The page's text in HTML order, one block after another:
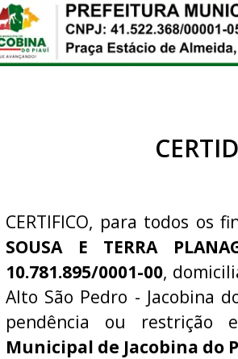
CERTIFICO, para todos os
SOUSA E TERRA
10.781.895/0001-00,
Alto São Pedro - Jacobina
pendência ou
Municipal de Jacobina do